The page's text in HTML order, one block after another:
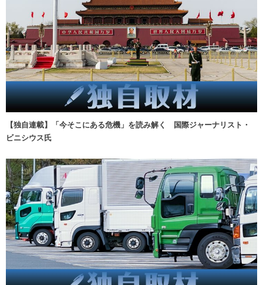
【独自連載】「今そこにある危機」を読み解く 国際ジャーナリスト・
ビニシウス氏